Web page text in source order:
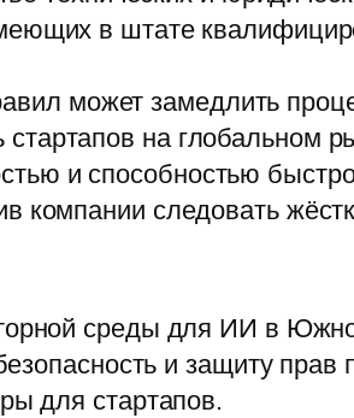
в штате
может замедлить
на глобальном
и способностью
компании следовать
среды для ИИ в
и защиту прав
для стартапов.